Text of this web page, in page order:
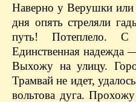
Наверно у Верушки или
дня опять стреляли
путь! Потеплело. С
Единственная надежда
Выхожу на улицу.
Трамвай не идет,
вольтова дуга.